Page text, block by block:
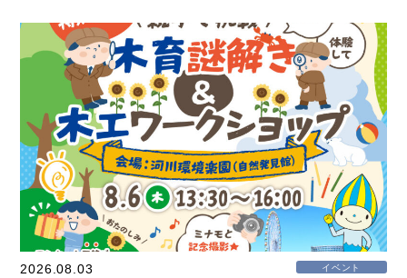
2026.08.03 イベント